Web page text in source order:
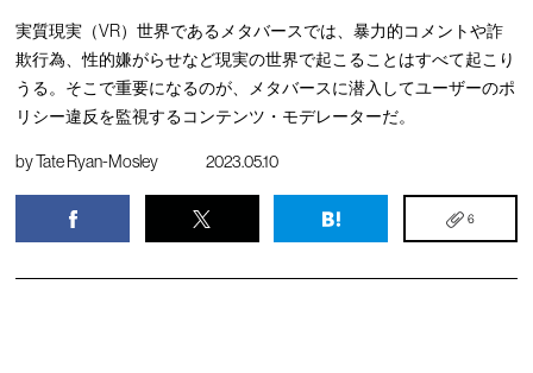
実質現実（VR）世界であるメタバースでは、暴力的コメントや詐
欺行為、性的嫌がらせなど現実の世界で起こることはすべて起こり
うる。そこで重要になるのが、メタバースに潜入してユーザーのポ
リシー違反を監視するコンテンツ・モデレーターだ。
byTate Ryan-Mosley 2023.05.10
6